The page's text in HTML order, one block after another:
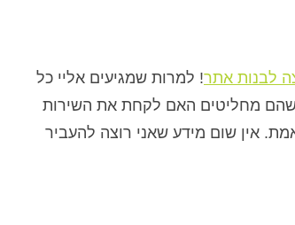
לבנות אתר! למרות שמגיעים אליי כל
שהם מחליטים האם לקחת את השירות
אין שום מידע שאני רוצה להעביר